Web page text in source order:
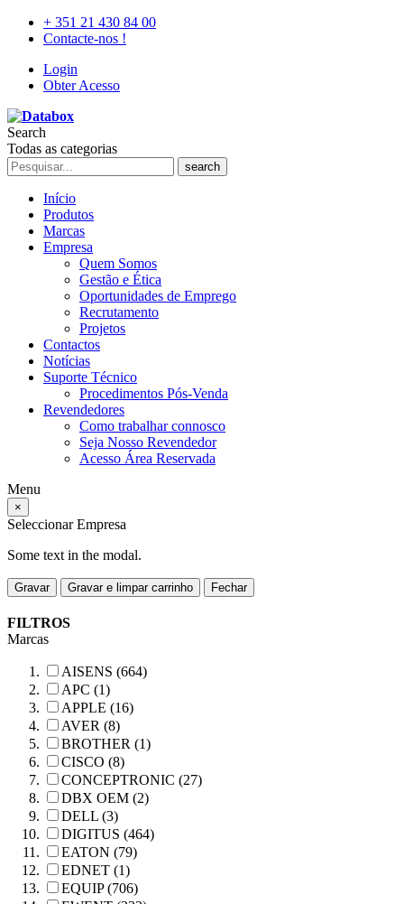
+ 351 21 430 84 00
Contacte-nos !
Login
Obter Acesso
Search
Todas as categorias
search
Início
Produtos
Marcas
Empresa
Quem Somos
Gestão e Ética
Oportunidades de Emprego
Recrutamento
Projetos
Contactos
Notícias
Suporte Técnico
Procedimentos Pós-Venda
Revendedores
Como trabalhar connosco
Seja Nosso Revendedor
Acesso Área Reservada
Menu
×
Seleccionar Empresa
Some text in the modal.
Gravar Gravar e limpar carrinho Fechar
FILTROS
Marcas
AISENS (664)
APC (1)
APPLE (16)
AVER (8)
BROTHER (1)
CISCO (8)
CONCEPTRONIC (27)
DBX OEM (2)
DELL (3)
DIGITUS (464)
EATON (79)
EDNET (1)
EQUIP (706)